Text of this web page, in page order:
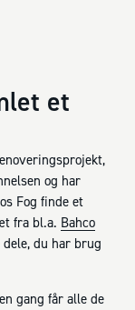
et
og har
Fog finde et
fra bl.a. Bahco
du har brug
gang får alle de